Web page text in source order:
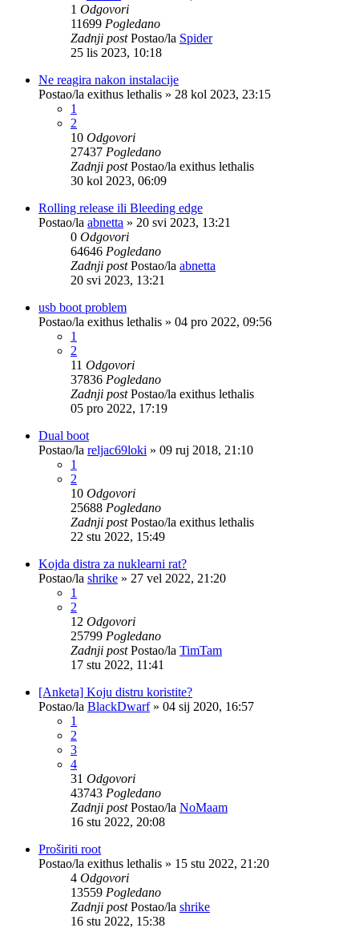
1 Odgovori
11699 Pogledano
Zadnji postPostao/la Spider
25 lis 2023, 10:18
Ne reagira nakon instalacije
Postao/la exithus lethalis » 28 kol 2023, 23:15
1
2
10 Odgovori
27437 Pogledano
Zadnji postPostao/la exithus lethalis
30 kol 2023, 06:09
Rolling release ili Bleeding edge
Postao/la abnetta » 20 svi 2023, 13:21
0 Odgovori
64646 Pogledano
Zadnji postPostao/la abnetta
20 svi 2023, 13:21
usb boot problem
Postao/la exithus lethalis » 04 pro 2022, 09:56
1
2
11 Odgovori
37836 Pogledano
Zadnji postPostao/la exithus lethalis
05 pro 2022, 17:19
Dual boot
Postao/la reljac69loki » 09 ruj 2018, 21:10
1
2
10 Odgovori
25688 Pogledano
Zadnji postPostao/la exithus lethalis
22 stu 2022, 15:49
Kojda distra za nuklearni rat?
Postao/la shrike » 27 vel 2022, 21:20
1
2
12 Odgovori
25799 Pogledano
Zadnji postPostao/la TimTam
17 stu 2022, 11:41
[Anketa] Koju distru koristite?
Postao/la BlackDwarf» 04 sij 2020, 16:57
1
2
3
4
31 Odgovori
43743 Pogledano
Zadnji postPostao/la NoMaam
16 stu 2022, 20:08
Proširiti root
Postao/la exithus lethalis » 15 stu 2022, 21:20
4 Odgovori
13559 Pogledano
Zadnji postPostao/la shrike
16 stu 2022, 15:38